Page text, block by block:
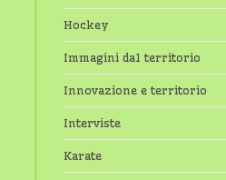
Hockey
Immagini dal territorio
Innovazione e territorio
Interviste
Karate